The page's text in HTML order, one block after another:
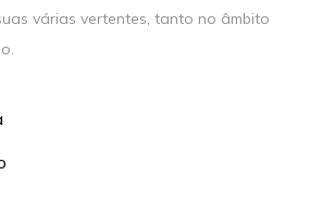
várias vertentes, tanto no âmbito